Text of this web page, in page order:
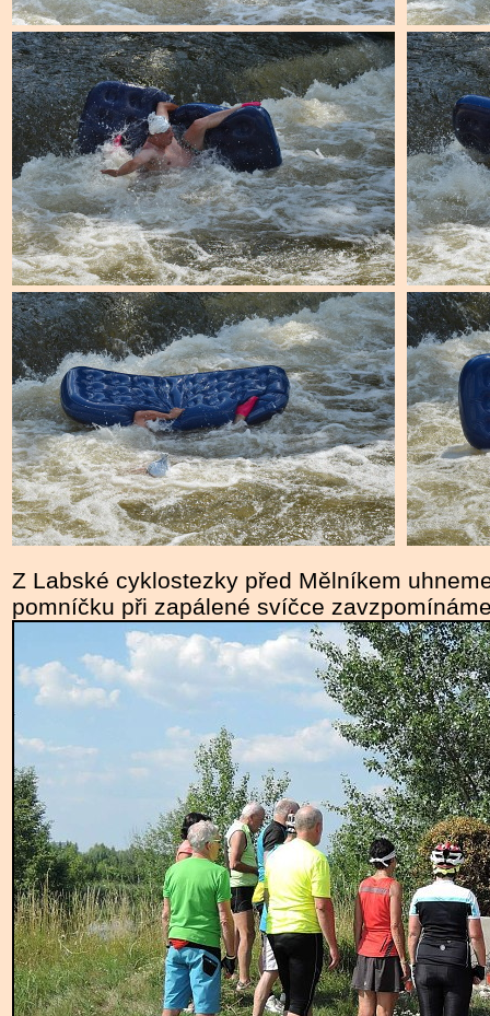
Z Labské cyklostezky před Mělníkem
pomníčku při zapálené svíčce